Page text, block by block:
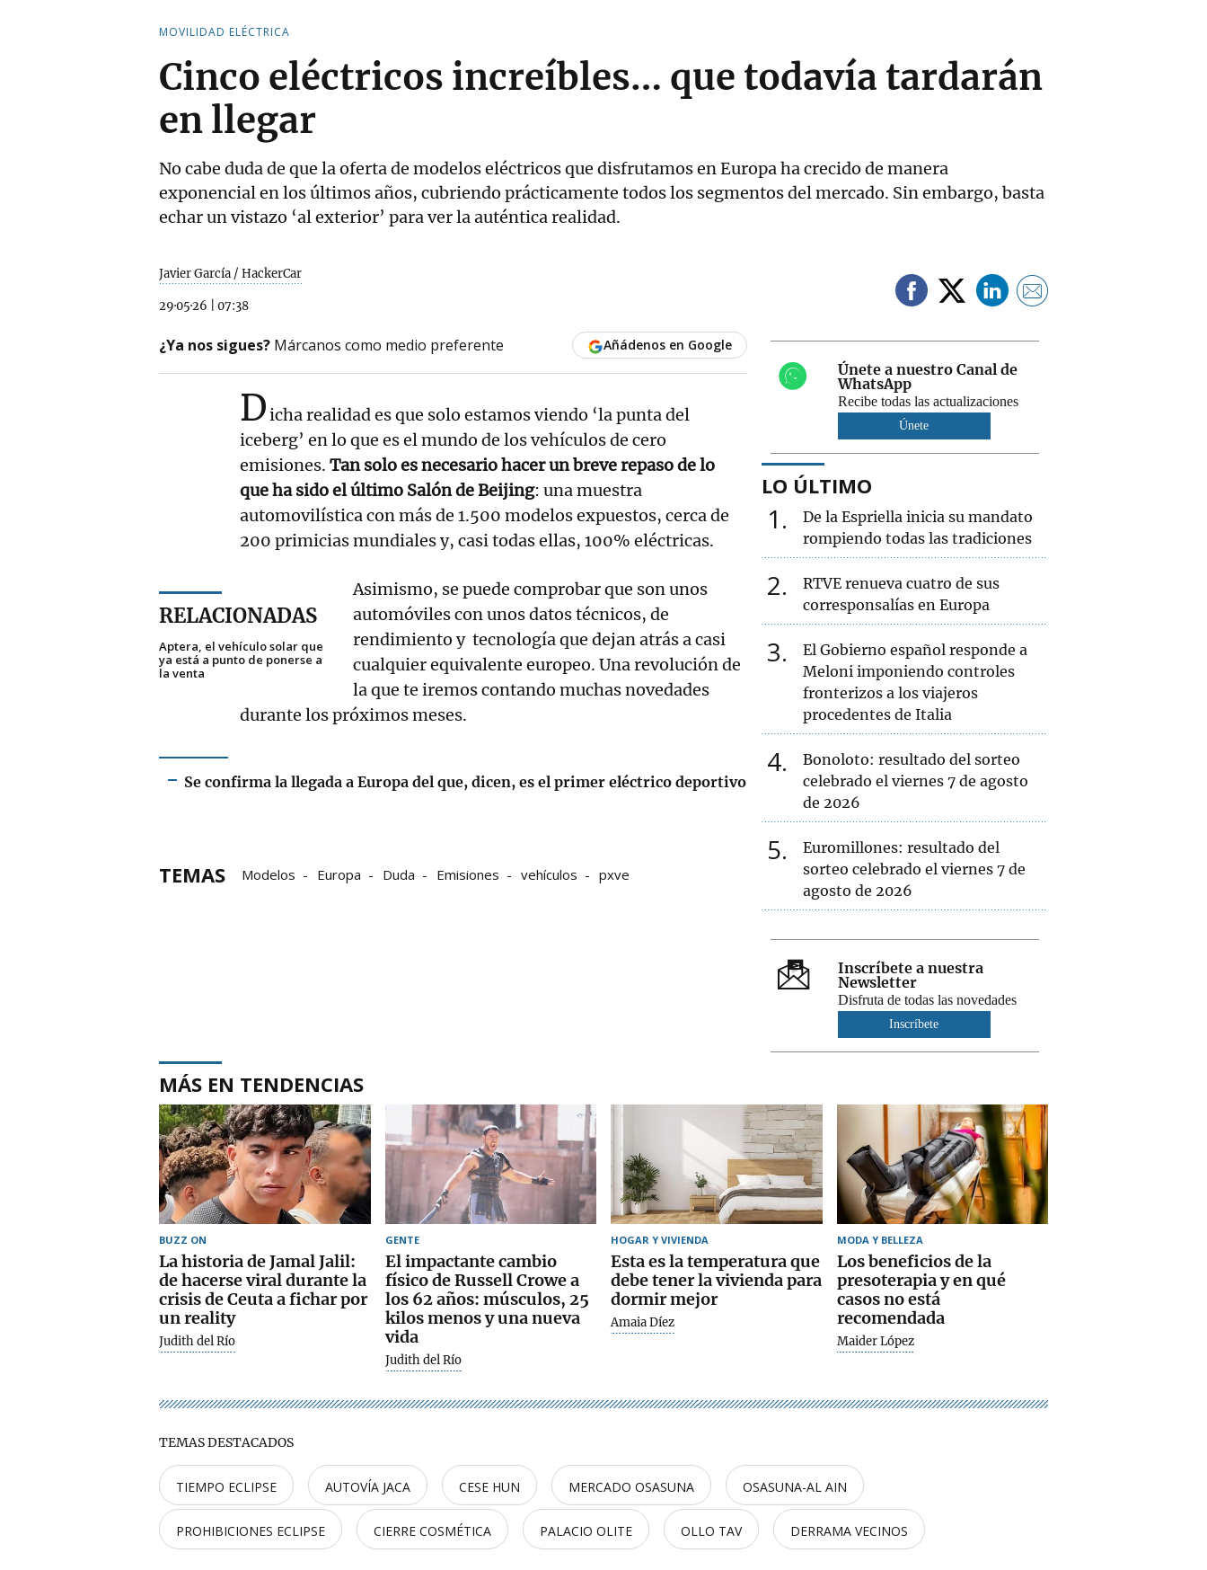
MOVILIDAD ELÉCTRICA
Cinco eléctricos increíbles… que todavía tardarán
en llegar
No cabe duda de que la oferta de modelos eléctricos que disfrutamos en Europa ha crecido de manera
exponencial en los últimos años, cubriendo prácticamente todos los segmentos del mercado. Sin embargo, basta
echar un vistazo ‘al exterior’ para ver la auténtica realidad.
Javier García / HackerCar
29·05·26 07:38
¿Ya nos sigues? Márcanos como medio preferente Añádenos en Google
Dicha realidad es que solo estamos viendo ‘la punta del
iceberg’ en lo que es el mundo de los vehículos de cero
emisiones. Tan solo es necesario hacer un breve repaso de lo
que ha sido el último Salón de Beijing: una muestra
automovilística con más de 1.500 modelos expuestos, cerca de
200 primicias mundiales y, casi todas ellas, 100% eléctricas.
RELACIONADAS
Aptera, el vehículo solar que
ya está a punto de ponerse a
la venta
Asimismo, se puede comprobar que son unos
automóviles con unos datos técnicos, de
rendimiento y tecnología que dejan atrás a casi
cualquier equivalente europeo. Una revolución de
la que te iremos contando muchas novedades
durante los próximos meses.
Se confirma la llegada a Europa del que, dicen, es el primer eléctrico deportivo
TEMAS Modelos Europa Duda Emisiones vehículos pxve
Únete a nuestro Canal de
WhatsApp
Recibe todas las actualizaciones
Únete
LO ÚLTIMO
1
De la Espriella inicia su mandato
rompiendo todas las tradiciones
2
RTVE renueva cuatro de sus
corresponsalías en Europa
3
El Gobierno español responde a
Meloni imponiendo controles
fronterizos a los viajeros
procedentes de Italia
4
Bonoloto: resultado del sorteo
celebrado el viernes 7 de agosto
de 2026
5
Euromillones: resultado del
sorteo celebrado el viernes 7 de
agosto de 2026
Inscríbete a nuestra
Newsletter
Disfruta de todas las novedades
Inscríbete
MÁS EN TENDENCIAS
BUZZ ON
La historia de Jamal Jalil:
de hacerse viral durante la
crisis de Ceuta a fichar por
un reality
Judith del Río
GENTE
El impactante cambio
físico de Russell Crowe a
los 62 años: músculos, 25
kilos menos y una nueva
vida
Judith del Río
HOGAR Y VIVIENDA
Esta es la temperatura que
debe tener la vivienda para
dormir mejor
Amaia Díez
MODA Y BELLEZA
Los beneficios de la
presoterapia y en qué
casos no está
recomendada
Maider López
TEMAS DESTACADOS
TIEMPO ECLIPSE AUTOVÍA JACA CESE HUN MERCADO OSASUNA OSASUNA-AL AIN
PROHIBICIONES ECLIPSE CIERRE COSMÉTICA PALACIO OLITE OLLO TAV DERRAMA VECINOS